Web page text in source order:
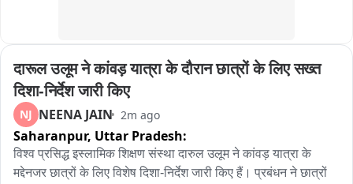
दारूल उलूम ने कांवड़ यात्रा के दौरान छात्रों के लिए सख्त
दिशा-निर्देश जारी किए
NJ NEENA JAIN 2m ago
Saharanpur, Uttar Pradesh:
विश्व प्रसिद्ध इस्लामिक शिक्षण संस्था दारुल उलूम ने कांवड़ यात्रा के
मद्देनजर छात्रों के लिए विशेष दिशा-निर्देश जारी किए हैं। प्रबंधन ने छात्रों